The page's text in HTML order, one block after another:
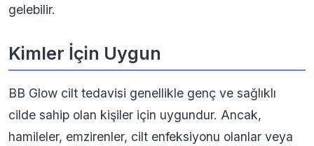
gelebilir.
Kimler İçin Uygun
BB Glow cilt tedavisi genellikle genç ve sağlıklı
cilde sahip olan kişiler için uygundur. Ancak,
hamileler, emzirenler, cilt enfeksiyonu olanlar veya